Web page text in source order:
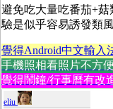
避免吃大量吃番茄+
驗是似乎容易誘發類
覺得Android中文輸入
手機照相看照片不方
覺得鬧鐘/行事曆有
eliu